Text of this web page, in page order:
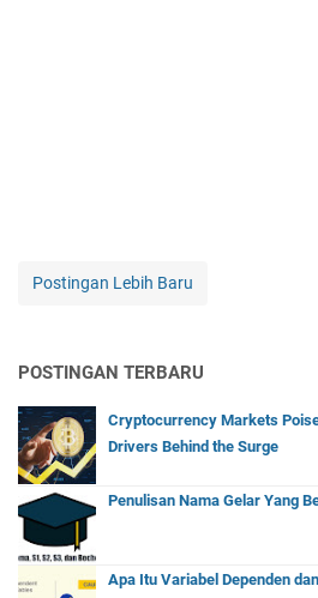
Postingan Lebih Baru
POSTINGAN TERBARU
Cryptocurrency Markets
Drivers Behind the Surge
Penulisan Nama Gelar Yang
Apa Itu Variabel Dependen